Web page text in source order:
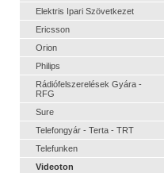
Elektris Ipari Szövetkezet
Ericsson
Orion
Philips
Rádiófelszerelések Gyára -
RFG
Sure
Telefongyár - Terta - TRT
Telefunken
Videoton